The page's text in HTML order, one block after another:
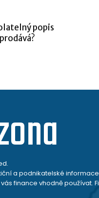
popis
a podnikatelské
finance vhodně používat.